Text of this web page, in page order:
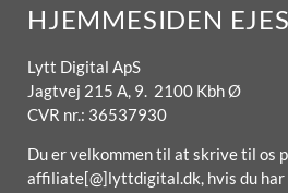
HJEMMESIDEN
Lytt Digital ApS
Jagtvej 215 A, 9. 2100 Kbh Ø
CVR nr.: 36537930
Du er velkommen til at skrive til os
affiliate[@]lyttdigital.dk, hvis du